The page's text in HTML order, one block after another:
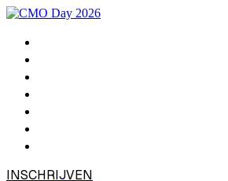
INSCHRIJVEN